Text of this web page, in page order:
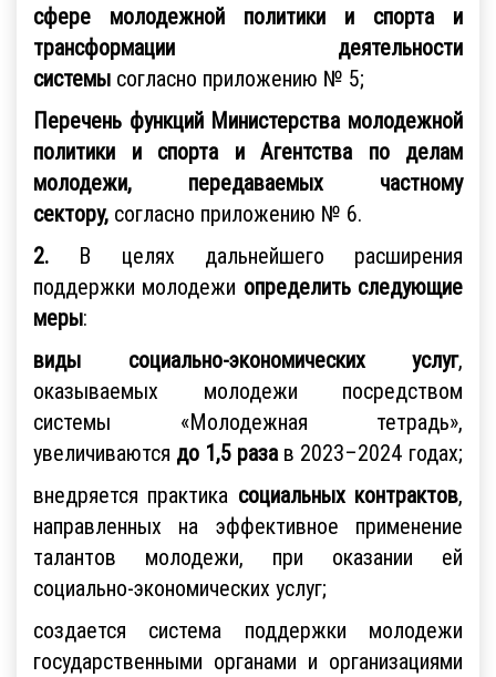
сфере молодежной политики и спорта и
трансформации деятельности
системы согласно приложению № 5;
Перечень функций Министерства молодежной
политики и спорта и Агентства по делам
молодежи, передаваемых частному
сектору, согласно приложению № 6.
2. В целях дальнейшего расширения
поддержки молодежи определить следующие
меры:
виды социально-экономических услуг,
оказываемых молодежи посредством
системы «Молодежная тетрадь»,
увеличиваются до 1,5 раза в 2023–2024 годах;
внедряется практика социальных контрактов,
направленных на эффективное применение
талантов молодежи, при оказании ей
социально-экономических услуг;
создается система поддержки молодежи
государственными органами и организациями